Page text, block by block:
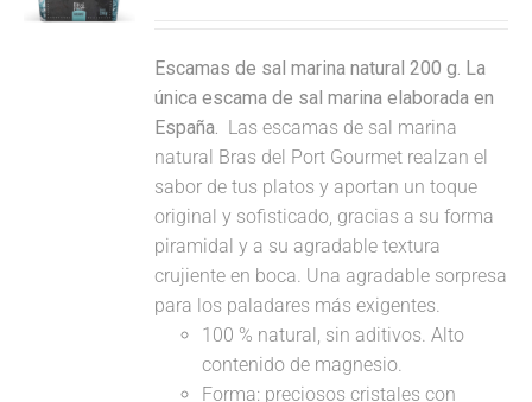
Escamas de sal marina natural 200 g. La
única escama de sal marina elaborada en
España. Las escamas de sal marina
natural Bras del Port Gourmet realzan el
sabor de tus platos y aportan un toque
original y sofisticado, gracias a su forma
piramidal y a su agradable textura
crujiente en boca. Una agradable sorpresa
para los paladares más exigentes.
100 % natural, sin aditivos. Alto
contenido de magnesio.
Forma: preciosos cristales con